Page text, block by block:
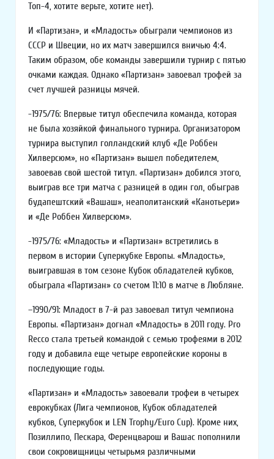
Топ-4, хотите верьте, хотите нет).
И «Партизан», и «Младость» обыграли чемпионов из
СССР и Швеции, но их матч завершился вничью 4:4.
Таким образом, обе команды завершили турнир с пятью
очками каждая. Однако «Партизан» завоевал трофей за
счет лучшей разницы мячей.
-1975/76: Впервые титул обеспечила команда, которая
не была хозяйкой финального турнира. Организатором
турнира выступил голландский клуб «Де Роббен
Хилверсюм», но «Партизан» вышел победителем,
завоевав свой шестой титул. «Партизан» добился этого,
выиграв все три матча с разницей в один гол, обыграв
будапештский «Вашаш», неаполитанский «Канотьери»
и «Де Роббен Хилверсюм».
-1975/76: «Младость» и «Партизан» встретились в
первом в истории Суперкубке Европы. «Младость»,
выигравшая в том сезоне Кубок обладателей кубков,
обыграла «Партизан» со счетом 11:10 в матче в Любляне.
–1990/91: Младост в 7-й раз завоевал титул чемпиона
Европы. «Партизан» догнал «Младость» в 2011 году. Pro
Recco стала третьей командой с семью трофеями в 2012
году и добавила еще четыре европейские короны в
последующие годы.
«Партизан» и «Младость» завоевали трофеи в четырех
еврокубках (Лига чемпионов, Кубок обладателей
кубков, Суперкубок и LEN Trophy/Euro Cup). Кроме них,
Позиллипо, Пескара, Ференцварош и Вашас пополнили
свои сокровищницы четырьмя различными